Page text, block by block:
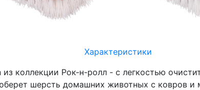
Характеристики
коллекции Рок-н-ролл - с легкостью
шерсть домашних животных с ковров и